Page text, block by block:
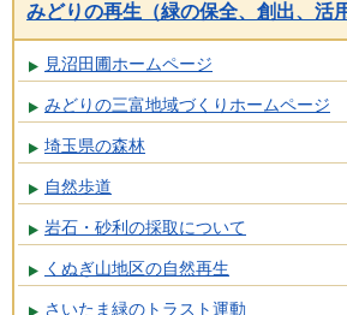
みどりの再生（緑の保全、創出、活用
見沼田圃ホームページ
みどりの三富地域づくりホームページ
埼玉県の森林
自然歩道
岩石・砂利の採取について
くぬぎ山地区の自然再生
さいたま緑のトラスト運動